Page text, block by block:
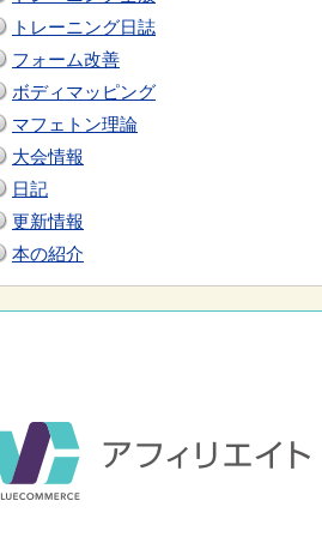
トレーニング日誌
フォーム改善
ボディマッピング
マフェトン理論
大会情報
日記
更新情報
本の紹介